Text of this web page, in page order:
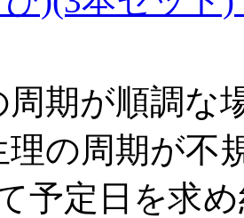
周期が順調な
理の周期が不
予定日を求